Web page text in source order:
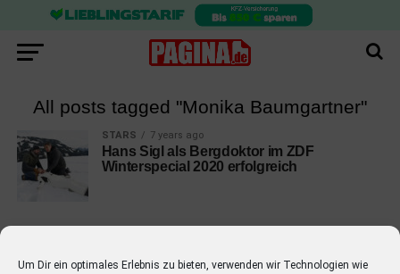
Um Dir ein optimales Erlebnis zu bieten, verwenden wir Technologien wie
All posts tagged "Monika Baumgartner"
STARS 7 years ago
Hans Sigl als Bergdoktor im ZDF
Winterspecial 2020 erfolgreich